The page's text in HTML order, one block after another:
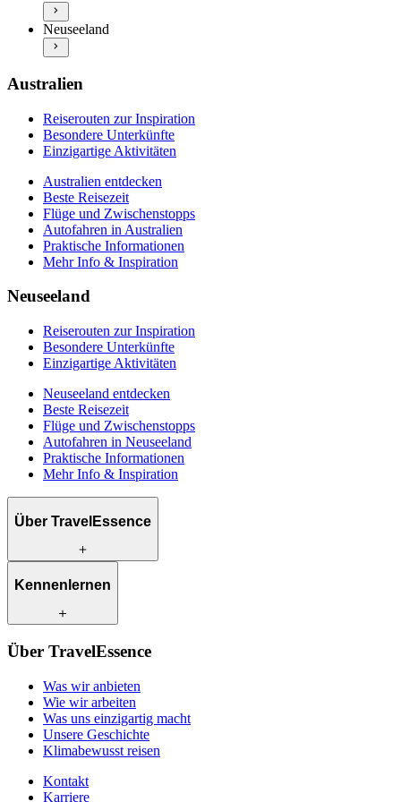
Praktische Informationen
Mehr Info & Inspiration
Neuseeland entdecken
Beste Reisezeit
Flüge und Zwischenstopps
Praktische Informationen
Neuseeland
Australien
Reiserouten zur Inspiration
Besondere Unterkünfte
Einzigartige Aktivitäten
Australien entdecken
Beste Reisezeit
Flüge und Zwischenstopps
Autofahren in Australien
Praktische Informationen
Mehr Info & Inspiration
Neuseeland
Reiserouten zur Inspiration
Besondere Unterkünfte
Einzigartige Aktivitäten
Neuseeland entdecken
Beste Reisezeit
Flüge und Zwischenstopps
Autofahren in Neuseeland
Praktische Informationen
Mehr Info & Inspiration
Über TravelEssence
Was wir anbieten
Was uns einzigartig macht
Klimabewusst reisen
Kontakt
Karriere
Kennenlernen
Unsere Reiseexperten
Unsere Kunden
Über TravelEssence
Was wir anbieten
Wie wir arbeiten
Was uns einzigartig macht
Unsere Geschichte
Klimabewusst reisen
Kontakt
Karriere